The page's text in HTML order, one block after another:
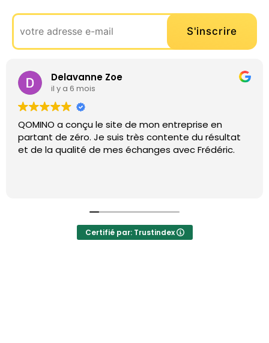
Delavanne Zoe
il y a 6 mois
QOMINO a conçu le site de mon entreprise en
partant de zéro. Je suis très contente du résultat
et de la qualité de mes échanges avec Frédéric.
Certifié par: Trustindex